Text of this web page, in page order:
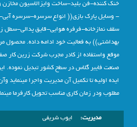
خنک کننده-فن بلید-ساخت وایزالاسیون مخازن
- وسایل پارک بازی(( انواع سرسره-سرسره
سقف نمازخانه-فرفره هوایی-قایق پدالی-
بهداشتی)) به فعالیت خود ادامه داده. محصول
موقع واستفاده از کادر مجرب شرکت زرین کار
صنعت فایبر گلاس در سطح کشور تبدیل نموده.
ایده اولیه تا تکمیل آن مدیریت واجرا مینماید
مطلوب ودر زمان کاری مناسب تحویل کارفرما
مدیریت: ایوب شریفی